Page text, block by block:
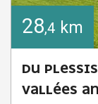
28,4 km
DU
VALLÉES